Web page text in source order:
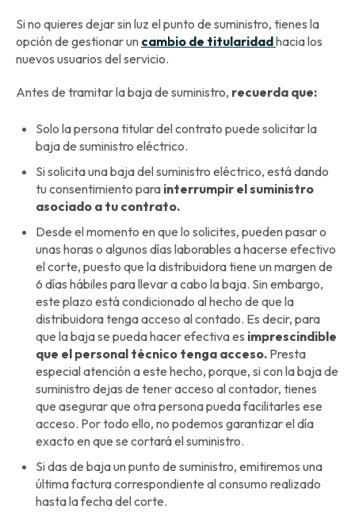
Si no quieres dejar sin luz el punto de suministro, tienes la
opción de gestionar un cambio de titularidadhacia los
nuevos usuarios del servicio.
Antes de tramitar la baja de suministro, recuerda que:
Solo la persona titular del contrato puede solicitar la
baja de suministro eléctrico.
Si solicita una baja del suministro eléctrico, está dando
tu consentimiento para interrumpir el suministro
asociado a tu contrato.
Desde el momento en que lo solicites, pueden pasar o
unas horas o algunos días laborables a hacerse efectivo
el corte, puesto que la distribuidora tiene un margen de
6 días hábiles para llevar a cabo la baja. Sin embargo,
este plazo está condicionado al hecho de que la
distribuidora tenga acceso al contado. Es decir, para
que la baja se pueda hacer efectiva es imprescindible
que el personal técnico tenga acceso. Presta
especial atención a este hecho, porque, si con la baja de
suministro dejas de tener acceso al contador, tienes
que asegurar que otra persona pueda facilitarles ese
acceso. Por todo ello, no podemos garantizar el día
exacto en que se cortará el suministro.
Si das de baja un punto de suministro, emitiremos una
última factura correspondiente al consumo realizado
hasta la fecha del corte.